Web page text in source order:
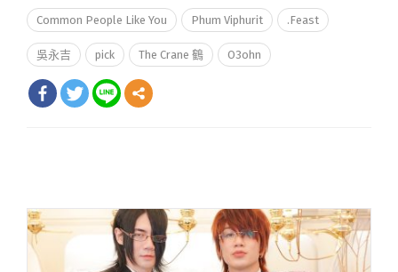
Common People Like You Phum Viphurit .Feast
吳永吉 pick The Crane 鶴 O3ohn